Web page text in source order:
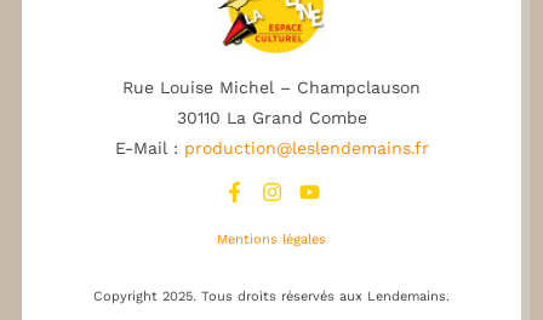
Rue Louise Michel – Champclauson
30110 La Grand Combe
E-Mail : production@leslendemains.fr
Mentions légales
Copyright 2025. Tous droits réservés aux Lendemains.